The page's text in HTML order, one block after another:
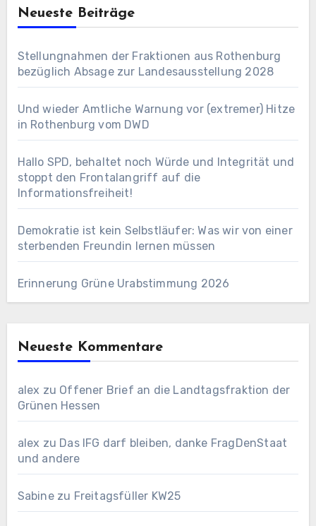
Neueste Beiträge
Stellungnahmen der Fraktionen aus Rothenburg
bezüglich Absage zur Landesausstellung 2028
Und wieder Amtliche Warnung vor (extremer) Hitze
in Rothenburg vom DWD
Hallo SPD, behaltet noch Würde und Integrität und
stoppt den Frontalangriff auf die
Informationsfreiheit!
Demokratie ist kein Selbstläufer: Was wir von einer
sterbenden Freundin lernen müssen
Erinnerung Grüne Urabstimmung 2026
Neueste Kommentare
alex zu Offener Brief an die Landtagsfraktion der
Grünen Hessen
alex zu Das IFG darf bleiben, danke FragDenStaat
und andere
Sabinezu Freitagsfüller KW25